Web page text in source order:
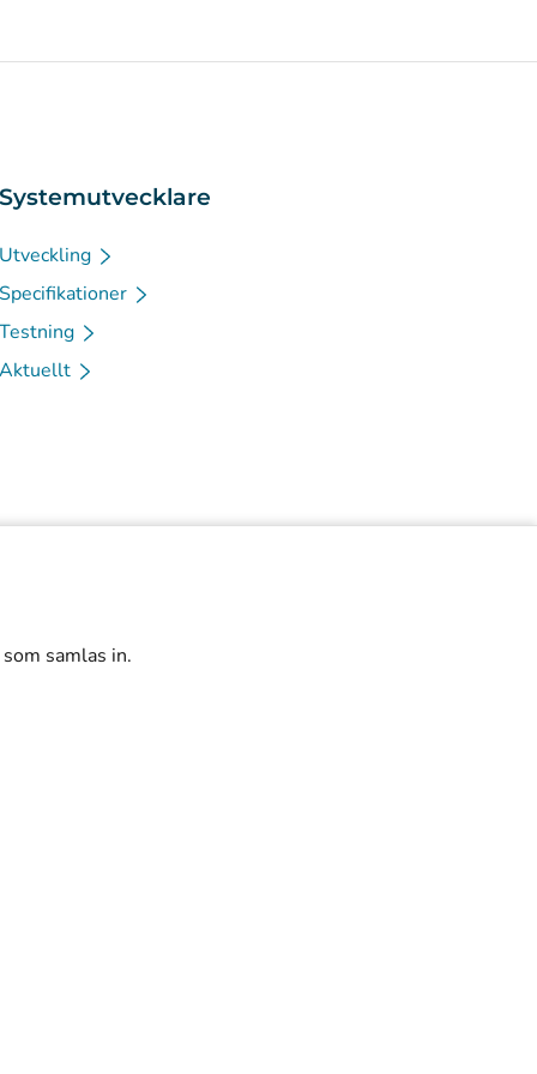
samlas in.
Systemutvecklare
Utveckling
Specifikationer
Testning
Aktuellt